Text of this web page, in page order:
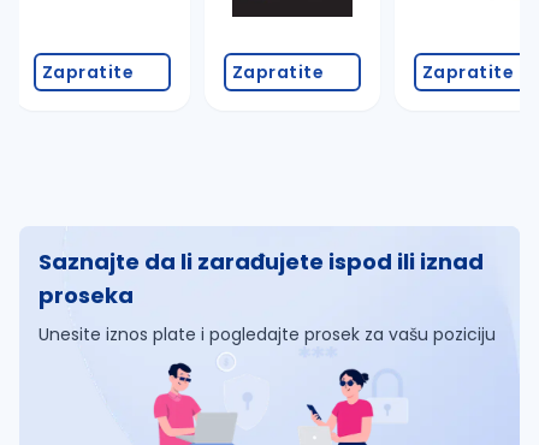
Zapratite Zapratite Zapratite
Saznajte da li zarađujete ispod ili iznad
proseka
Unesite iznos plate i pogledajte prosek za vašu poziciju